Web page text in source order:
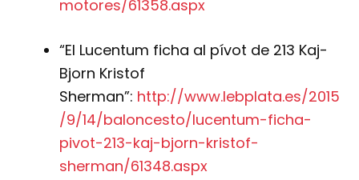
motores/61358.aspx
“El Lucentum ficha al pívot de 213 Kaj-
Bjorn Kristof
Sherman”: http://www.lebplata.es/2015
/9/14/baloncesto/lucentum-ficha-
pivot-213-kaj-bjorn-kristof-
sherman/61348.aspx